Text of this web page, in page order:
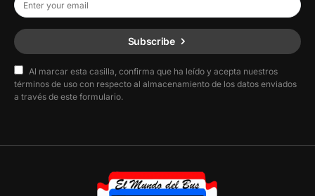
Subscribe
Al marcar esta casilla, confirma que ha leído y acepta nuestros
términos de uso con respecto al almacenamiento de los datos enviados
a través de este formulario.